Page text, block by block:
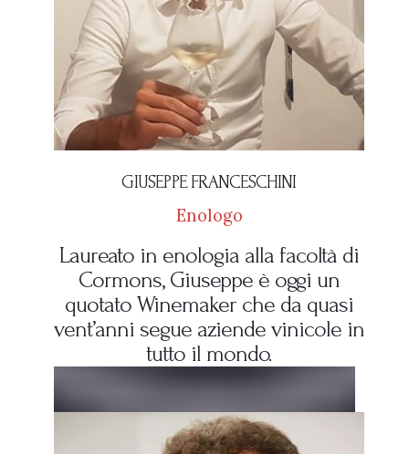
GIUSEPPE FRANCESCHINI
Enologo
Laureato in enologia alla facoltà di
Cormons, Giuseppe è oggi un
quotato Winemaker che da quasi
vent’anni segue aziende vinicole in
tutto il mondo.